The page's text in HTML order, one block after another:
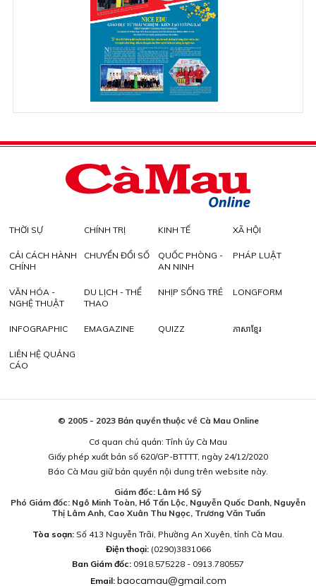
THỜI SỰ CHÍNH TRỊ KINH TẾ XÃ HỘI
CẢI CÁCH HÀNH
CHÍNH
CHUYỂN ĐỔI SỐ
QUỐC PHÒNG -
AN NINH
PHÁP LUẬT
VĂN HÓA -
NGHỆ THUẬT
DU LỊCH - THỂ
THAO
NHỊP SỐNG TRẺ LONGFORM
INFOGRAPHIC EMAGAZINE QUIZZ ភាសាខ្មែរ
LIÊN HỆ QUẢNG
CÁO
© 2005 - 2023 Bản quyền thuộc về Cà Mau Online
Cơ quan chủ quản: Tỉnh ủy Cà Mau
Giấy phép xuất bản số 620/GP-BTTTT, ngày 24/12/2020
Báo Cà Mau giữ bản quyền nội dung trên website này.
Giám đốc: Lâm Hồ Sỹ
Phó Giám đốc: Ngô Minh Toàn, Hồ Tấn Lộc, Nguyễn Quốc Danh, Nguyễn
Thị Lâm Anh, Cao Xuân Thu Ngọc, Trương Văn Tuấn
Tòa soạn:Số 413 Nguyễn Trãi, Phường An Xuyên, tỉnh Cà Mau.
Điện thoại: (0290)3831066
Ban Giám đốc: 0918.575228 - 0913.780557
Email: baocamau@gmail.com